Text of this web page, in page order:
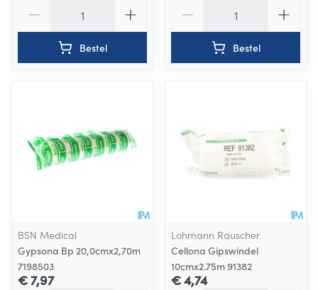
Bestel Bestel
BSN Medical
Gypsona Bp 20,0cmx2,70m
7198503
€ 7,97
Lohmann Rauscher
Cellona Gipswindel
10cmx2.75m 91382
€ 4,74